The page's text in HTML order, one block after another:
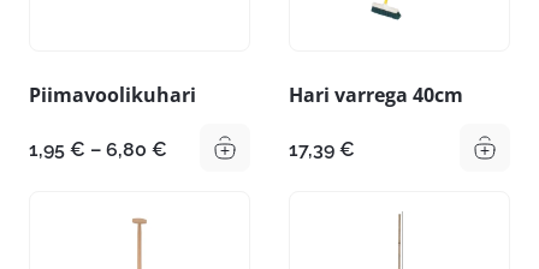
Piimavoolikuhari
1,95 € – 6,80 € Hinnavahemik:
Hari varrega 40cm
17,39 €